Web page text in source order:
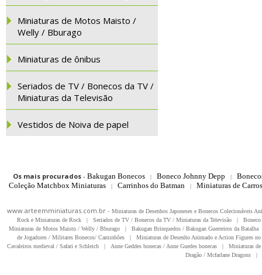
Miniaturas de Motos Maisto /
Welly / Bburago
Miniaturas de ônibus
Seriados de TV / Bonecos da TV /
Miniaturas da Televisão
Vestidos de Noiva de papel
Os mais procurados- Bakugan Bonecos | Boneco Johnny Depp |
Coleção Matchbox Miniaturas
| Carrinhos do Batman | Miniaturas de
www.arteemminiaturas.com.br - Miniaturas de Desenhos Japoneses e Bonecos Colecionáveis
Rock e Miniaturas de Rock
| Seriados de TV / Bonecos da TV / Miniaturas da Televisão |
Miniaturas de Motos Maisto / Welly / Bburago
| Bakugan Brinquedos / Bakugan Guerreiros da Batalha
de Jogadores / Militares Bonecos/ Caminhões
|
Miniaturas de Desenho Animado e Action Figures
Cavaleiros medieval / Safari e Schleich
| Anne Geddes bonecas / Anne Guedes bonecas |
Miniaturas
Dragão / Mcfarlane Dragons
|